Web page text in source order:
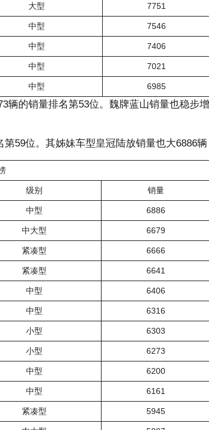
大型 7751
中型 7546
中型 7406
中型 7021
中型 6985
的销量排名第53位。魏牌蓝山销量也稳步
59位。其姊妹车型皇冠陆放销量也大6886辆
级别 销量
中型 6886
中大型 6679
紧凑型 6666
紧凑型 6641
中型 6406
中型 6316
小型 6303
小型 6273
中型 6200
中型 6161
紧凑型 5945